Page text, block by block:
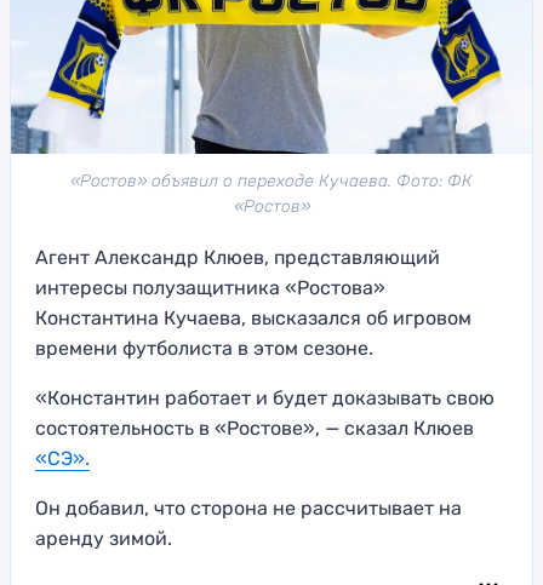
«Ростов» объявил о переходе Кучаева. Фото: ФК
«Ростов»
Агент Александр Клюев, представляющий
интересы полузащитника «Ростова»
Константина Кучаева, высказался об игровом
времени футболиста в этом сезоне.
«Константин работает и будет доказывать свою
состоятельность в «Ростове», — сказал Клюев
«СЭ».
Он добавил, что сторона не рассчитывает на
аренду зимой.